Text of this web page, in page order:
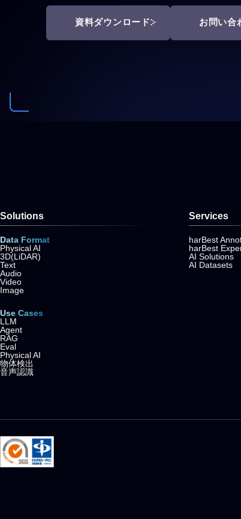
資料ダウンロード お問い合
Solutions
Data Format
Physical AI
3D(LiDAR)
Text
Audio
Video
Image
Use Cases
LLM
Agent
RAG
Eval
Physical AI
物体検出
音声認識
Services
harBest
harBest
AI Solutions
AI Datasets